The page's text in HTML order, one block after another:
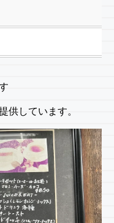
供しています。